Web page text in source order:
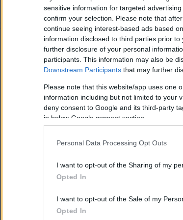
sensitive information for targeted
confirm your selection. Please note that
continue seeing interest-based ads based
information disclosed to third parties prior
further disclosure of your personal
participants. This information may also be
Downstream Participants that may further
Please note that this website/app uses one
information including but not limited to your
deny consent to Google and its third-party
in below Google consent section.
Personal Data Processing Opt Outs
I want to opt-out of the Sharing of my
Opted In
I want to opt-out of the Sale of my
Opted In
Σχετικά με τα μέλη της εγκληματικής
εκβιασμούς και απάτες, κατηγορούνται και
ΔΙΑΦΗΜΙΣΗ